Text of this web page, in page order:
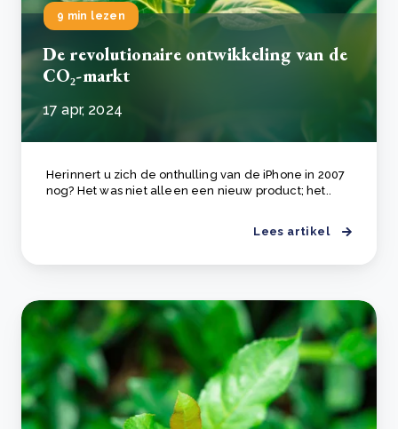
9 min lezen
De revolutionaire ontwikkeling van de
CO₂-markt
17 apr, 2024
Herinnert u zich de onthulling van de iPhone in 2007
nog? Het was niet alleen een nieuw product; het..
Lees artikel